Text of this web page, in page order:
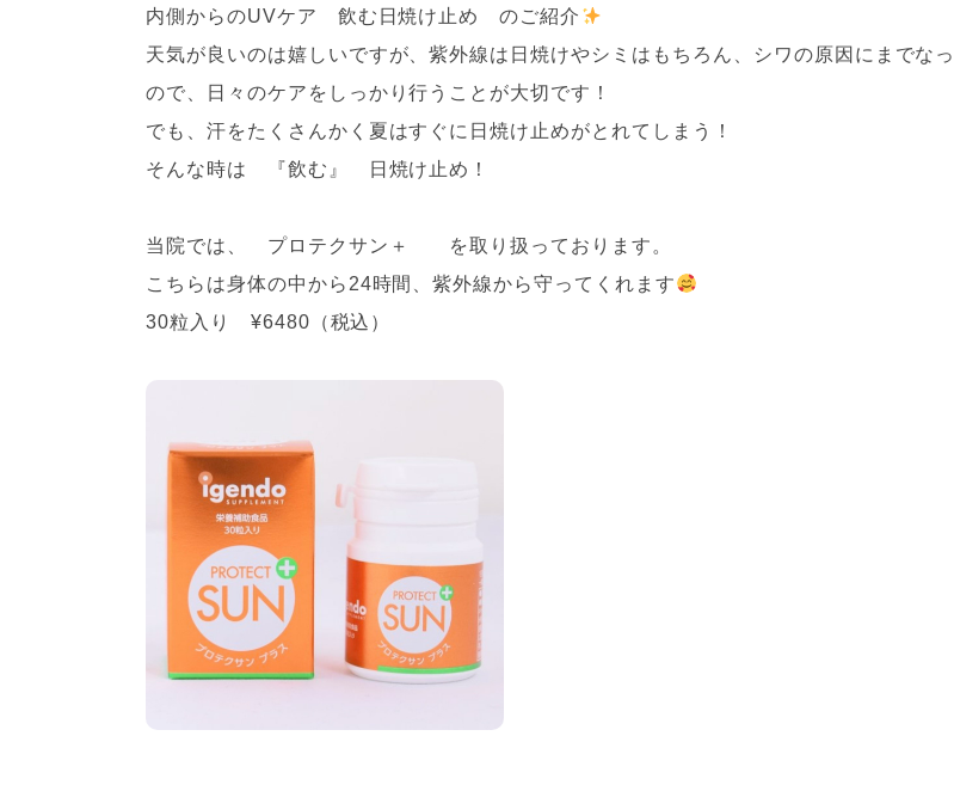
内側からのUVケア 飲む日焼け止め のご紹介
天気が良いのは嬉しいですが、紫外線は日焼けやシミはもちろん、シワの原因にまでな
ので、日々のケアをしっかり行うことが大切です！
でも、汗をたくさんかく夏はすぐに日焼け止めがとれてしまう！
そんな時は 『飲む』 日焼け止め！
当院では、 プロテクサン＋ を取り扱っております。
こちらは身体の中から24時間、紫外線から守ってくれます
30粒入り ¥6480（税込）